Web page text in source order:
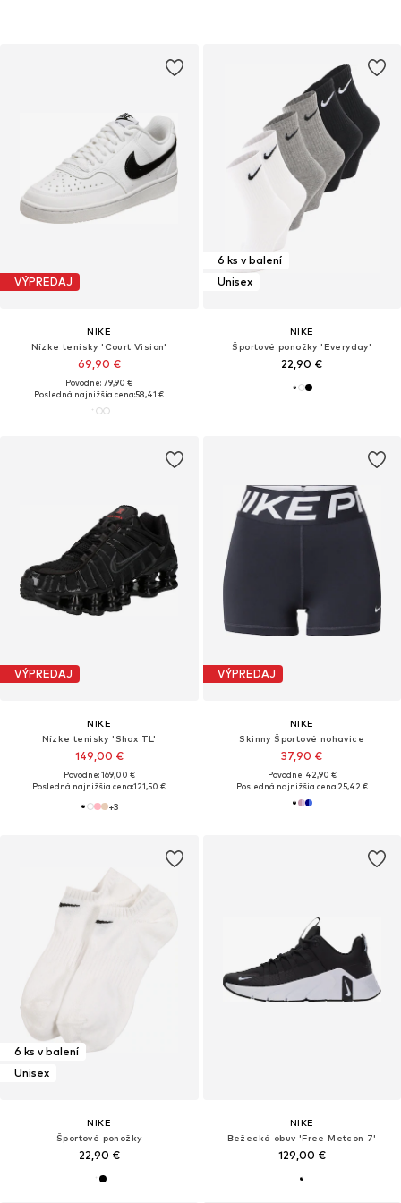
VÝPREDAJ
NIKE
Nízke tenisky 'Court Vision'
69,90 €
Pôvodne: 79,90 €
Posledná najnižšia cena:58,41 €
6 ks v balení
Unisex
NIKE
Športové ponožky 'Everyday'
22,90 €
VÝPREDAJ
NIKE
Nízke tenisky 'Shox TL'
149,00 €
Pôvodne: 169,00 €
Posledná najnižšia cena:121,50 €
+3
VÝPREDAJ
NIKE
Skinny Športové nohavice
37,90 €
Pôvodne: 42,90 €
Posledná najnižšia cena:25,42 €
6 ks v balení
Unisex
NIKE
Športové ponožky
22,90 €
NIKE
Bežecká obuv 'Free Metcon 7'
129,00 €